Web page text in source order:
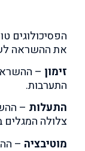
הפסיכולוגים
את ההשראה
זימון –
התערבות.
התעלות –
צלולה המגלים
מוטיבציה –